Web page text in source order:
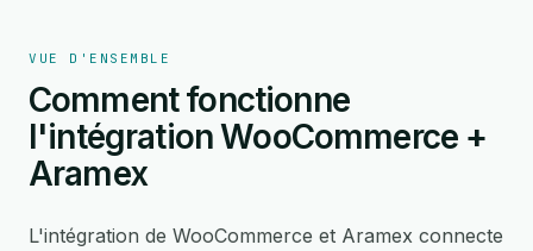
VUE D'ENSEMBLE
Comment fonctionne
l'intégration WooCommerce +
Aramex
L'intégration de WooCommerce et Aramex connecte